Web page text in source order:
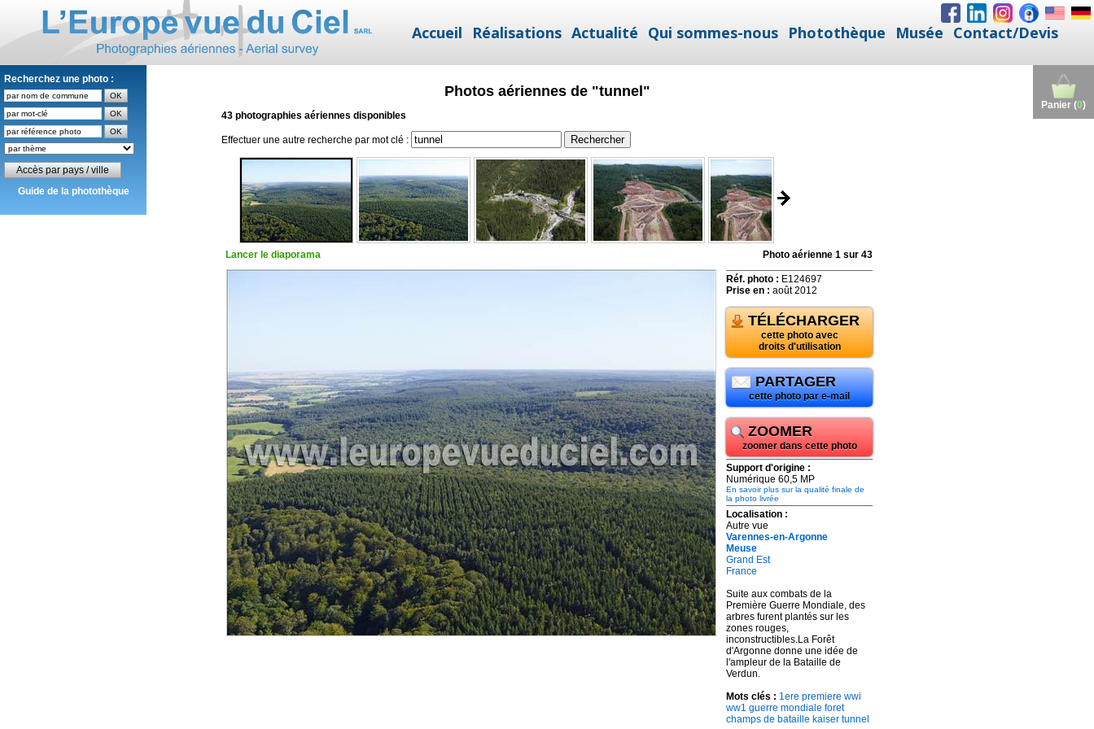
Accueil Réalisations Actualité Qui sommes-nous Photothèque Musée Contact/Devis